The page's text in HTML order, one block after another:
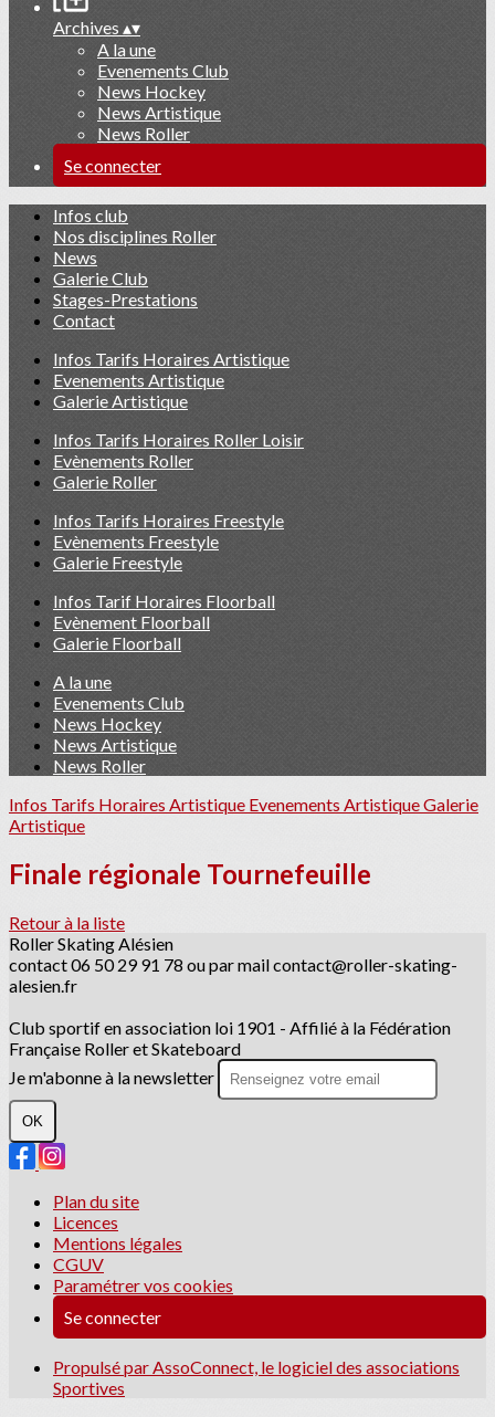
Archives ▴▾
A la une
Evenements Club
News Hockey
News Artistique
News Roller
Se connecter
Infos club
Nos disciplines Roller
News
Galerie Club
Stages-Prestations
Contact
Infos Tarifs Horaires Artistique
Evenements Artistique
Galerie Artistique
Infos Tarifs Horaires Roller Loisir
Evènements Roller
Galerie Roller
Infos Tarifs Horaires Freestyle
Evènements Freestyle
Galerie Freestyle
Infos Tarif Horaires Floorball
Evènement Floorball
Galerie Floorball
A la une
Evenements Club
News Hockey
News Artistique
News Roller
Infos Tarifs Horaires Artistique Evenements ArtistiqueGalerie
Artistique
Finale régionale Tournefeuille
Retour à la liste
Roller Skating Alésien
contact 06 50 29 91 78 ou par mail contact@roller-skating-
alesien.fr
Club sportif en association loi 1901 - Affilié à la Fédération
Française Roller et Skateboard
Je m'abonne à la newsletter
OK
Plan du site
Licences
Mentions légales
CGUV
Paramétrer vos cookies
Se connecter
Propulsé par AssoConnect, le logiciel des associations
Sportives